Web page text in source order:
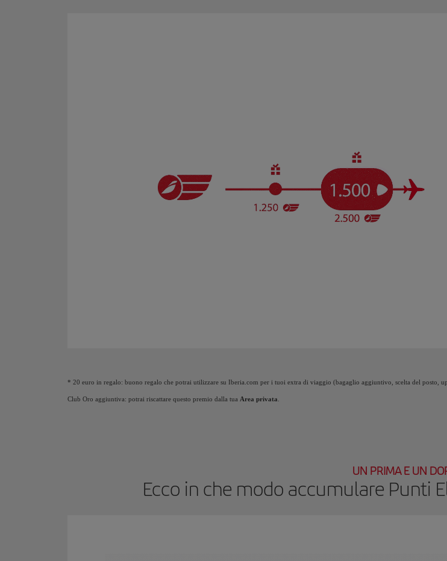
* 20 euro in regalo: buono regalo che potrai utilizzare su Iberia.com per i tuoi extra di viaggio (bagaglio aggiuntivo, scelta del posto,
Club Oro aggiuntiva: potrai riscattare questo premio dalla tua Area privata
UN PRIMA E UN
Ecco in che modo accumulare Punti